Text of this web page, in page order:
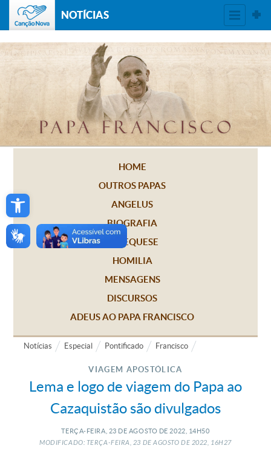
Open toolbar
NOTÍCIAS
HOME
OUTROS PAPAS
ANGELUS
BIOGRAFIA
CATEQUESE
HOMILIA
MENSAGENS
DISCURSOS
ADEUS AO PAPA FRANCISCO
Notícias Especial Pontificado Francisco
VIAGEM APOSTÓLICA
Lema e logo de viagem do Papa ao
Cazaquistão são divulgados
TERÇA-FEIRA, 23 DE AGOSTO DE 2022, 14H50
MODIFICADO: TERÇA-FEIRA, 23 DEAGOSTO DE 2022, 16H27